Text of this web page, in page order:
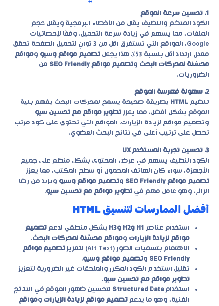
1. تحسين سرعة الموقع
الكود المنظم والنظيف يقلل من الأخطاء البرمجية ويقلل حجم
الملفات، مما يسهم في زيادة سرعة التحميل. وفقًا لإحصائيات
Google، المواقع التي تستغرق أقل من 3 ثوانٍ لتحميل الصفحة تحقق
معدل ارتداد أقل بنسبة 53%. هذا يجعل
تصميم مواقع وسيو ومواقع
محسّنة لمحركات البحث وتصميم مواقع SEO Friendly
من
الضروريات.
2. سهولة فهرسة الموقع
تنظيم HTML بطريقة صحيحة يسمح لمحركات البحث بفهم بنية
الموقع بشكل أفضل، مما يعزز تطوير مواقع مع تحسين سيو
وتصميم مواقع لزيادة الزيارات. المواقع التي تحتوي على كود مرتب
تحصل على ترتيب أعلى في نتائج البحث العضوي.
3. تحسين تجربة المستخدم UX
الكود النظيف يسهم في عرض المحتوى بشكل منظم على جميع
الأجهزة، سواء كان الهاتف المحمول أو سطح المكتب، مما يعزز
تصميم مواقع SEO Friendly
وتصميم مواقع وسيو ويزيد من رضا
الزائر، وهو عامل مهم في تطوير مواقع مع تحسين سيو.
أفضل الممارسات لتنسيق HTML
استخدام عناصر H1 وH2 وH3 بشكل منطقي لدعم تصميم
مواقع لزيادة الزيارات ومواقع محسّنة لمحركات البحث.
الاهتمام بتسميات الصور (Alt Text) لتعزيز
تصميم مواقع
SEO Friendly وتصميم مواقع وسيو.
تقليل استخدام الكود المكرر والملحقات غير الضرورية لتعزيز
تطوير مواقع مع تحسين سيو.
استخدامStructured Data لتحسين ظهور الموقع في النتائج
الغنية، وهو ما يدعم تصميم مواقع لزيادة الزيارات ومواقع